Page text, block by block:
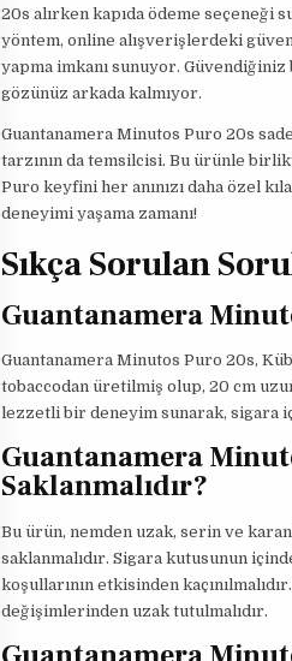
20s alırken kapıda ödeme seçeneği
yöntem, online alışverişlerdeki
yapma imkanı sunuyor.
gözünüz arkada kalmıyor.
Guantanamera Minutos Puro 20s
tarzının da temsilcisi. Bu ürünle
Puro keyfini her anınızı daha özel
deneyimi yaşama zamanı!
Sıkça Sorulan
Guantanamera
Guantanamera Minutos Puro 20s,
tobaccodan üretilmiş olup, 20 cm
lezzetli bir deneyim sunarak, sigara
Guantanamera
Saklanmalıdır?
Bu ürün, nemden uzak, serin ve
saklanmalıdır. Sigara kutusunun
koşullarının etkisinden
değişimlerinden uzak tutulmalıdır.